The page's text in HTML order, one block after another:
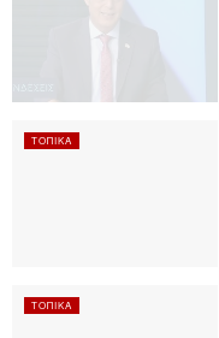
ΤΟΠΙΚΆ
ΤΟΠΙΚΆ